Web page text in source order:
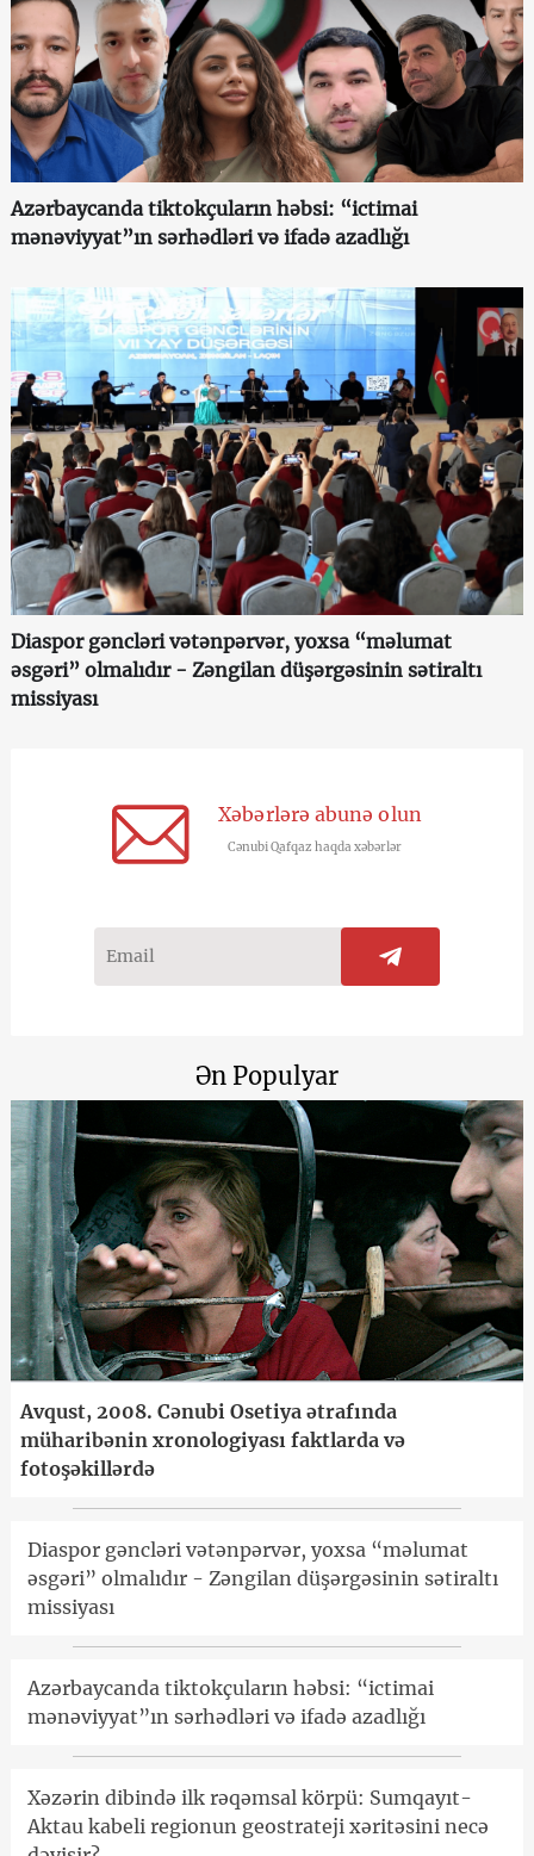
Azərbaycanda tiktokçuların həbsi: “ictimai
mənəviyyat”ın sərhədləri və ifadə azadlığı
Diaspor gəncləri vətənpərvər, yoxsa “məlumat
əsgəri” olmalıdır - Zəngilan düşərgəsinin sətiraltı
missiyası
Xəbərlərə abunə olun
Cənubi Qafqaz haqda xəbərlər
Ən Populyar
Avqust, 2008. Cənubi Osetiya ətrafında
müharibənin xronologiyası faktlarda və
fotoşəkillərdə
Diaspor gəncləri vətənpərvər, yoxsa “məlumat
əsgəri” olmalıdır - Zəngilan düşərgəsinin sətiraltı
missiyası
Azərbaycanda tiktokçuların həbsi: “ictimai
mənəviyyat”ın sərhədləri və ifadə azadlığı
Xəzərin dibində ilk rəqəmsal körpü: Sumqayıt-
Aktau kabeli regionun geostrateji xəritəsini necə